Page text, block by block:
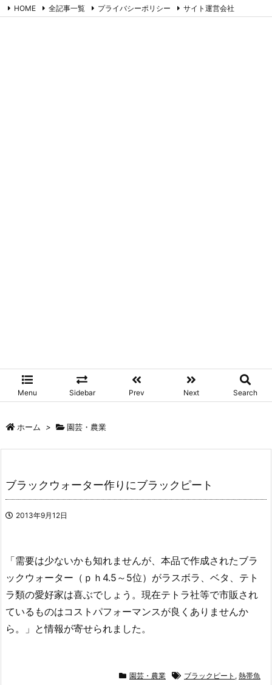
Menu Sidebar Prev Next Search
HOME 全記事一覧 プライバシーポリシー
サイト運営会社
ホーム > 園芸・農業
ブラックウォーター作りにブラックピート
2013年9月12日
「需要は少ないかも知れませんが、本品で作成されたブラ
ックウォーター（ｐｈ4.5～5位）がラスボラ、ベタ、テト
ラ類の愛好家は喜ぶでしょう。現在テトラ社等で市販され
ているものはコストパフォーマンスが良くありませんか
ら。」と情報が寄せられました。
園芸・農業 ブラックピート , 熱帯魚